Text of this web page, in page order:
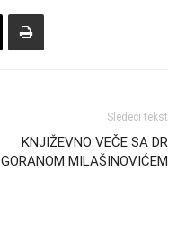
Sledeći tekst
KNJIŽEVNO VEČE SA DR
GORANOM MILAŠINOVIĆEM